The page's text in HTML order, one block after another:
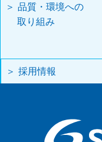
品質・環境への
取り組み
採用情報